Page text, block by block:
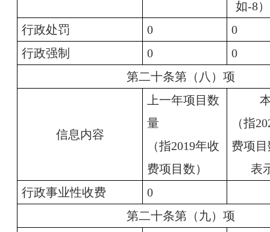
如-8）
行政处罚
0
0
行政强制
0
0
第二十条第（八）项
信息内容
上一年项目数
量
（指2019年收
费项目数）
（指
费项
表
行政事业性收费
0
第二十条第（九）项